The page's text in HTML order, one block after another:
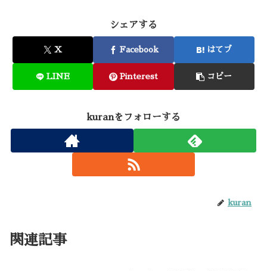
シェアする
X Facebook はてブ
LINE Pinterest コピー
kuranをフォローする
kuran
関連記事